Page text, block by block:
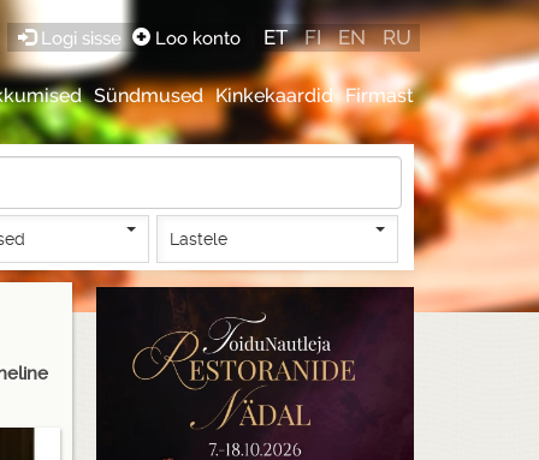
Sündmused Kinkekaardid Firmast
Logi sisse Loo konto ET FI EN RU
Lastele